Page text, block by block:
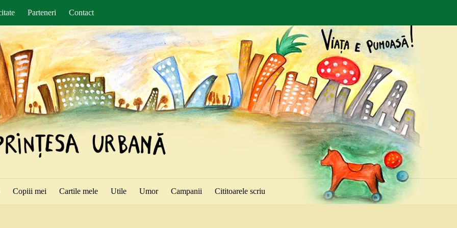
Parteneri Contact
Copiii mei Cartile mele Utile Umor Campanii Cititoarele scriu